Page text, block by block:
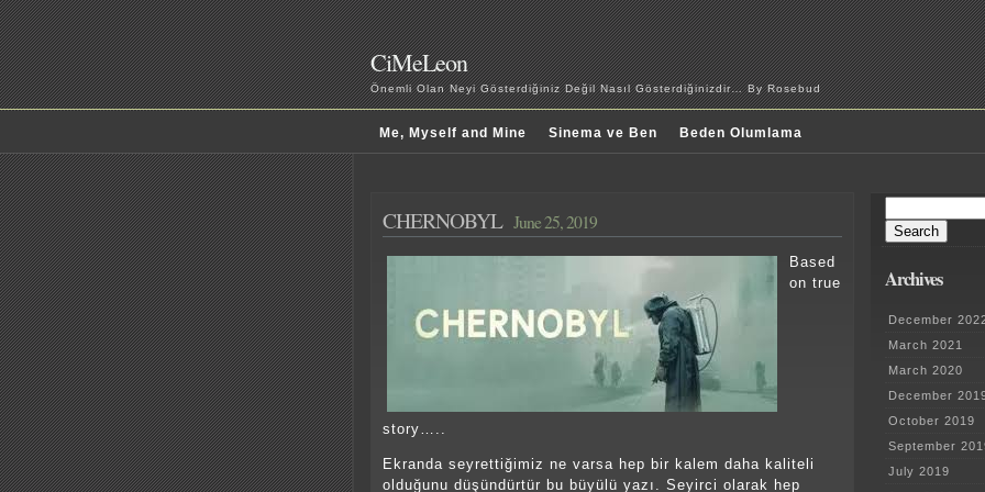
CiMeLeon
Önemli Olan Neyi Gösterdiğiniz Değil Nasıl Gösterdiğinizdir… By Rosebud
Me, Myself and Mine Sinema ve Ben Beden Olumlama
CHERNOBYL June 25, 2019
Based
on true
story…..
Ekranda seyrettiğimiz ne varsa hep bir kalem daha kaliteli
olduğunu düşündürtür bu büyülü yazı. Seyirci olarak hep
for:
Archives
December
March 2021
March 2020
December
October 2019
September
July 2019